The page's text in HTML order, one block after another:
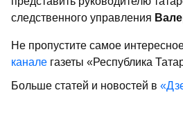
следственного управления
Не пропустите самое
канале газеты «Республика
Больше статей и новостей в